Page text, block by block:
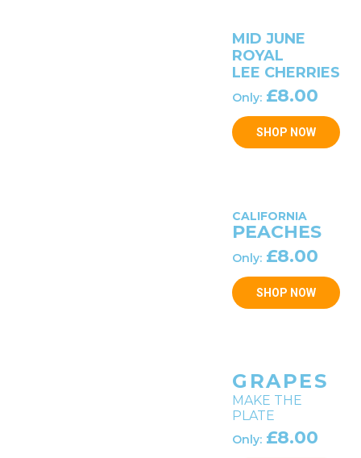
MID JUNE
ROYAL
LEE CHERRIES
Only: £8.00
SHOP NOW
CALIFORNIA
PEACHES
Only: £8.00
SHOP NOW
GRAPES
MAKE THE
PLATE
Only: £8.00